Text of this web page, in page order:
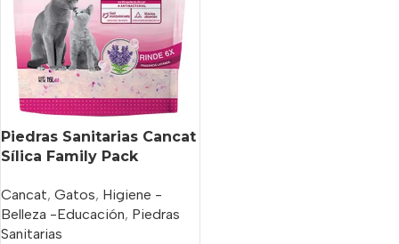
Piedras Sanitarias Cancat
Sílica Family Pack
Lavanda x 16 Litros
Cancat, Gatos, Higiene -
Belleza -Educación, Piedras
Sanitarias